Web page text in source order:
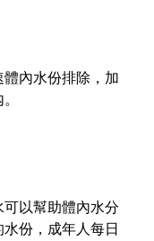
內水份排除，加
以幫助體內水分
份，成年人每日